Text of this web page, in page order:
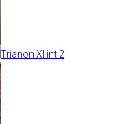
Trianon XI int 2